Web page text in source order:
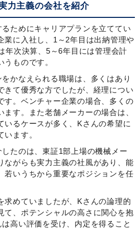
力主義の会社を紹介
ためにキャリアプランを立ててい
業に入社し、1～2年目は出納管理や
年次決算、5～6年目には管理会計
ものです。
かなえられる職場は、多くはあり
きて優秀な方でしたが、経理につい
す。ベンチャー企業の場合、多くの
す。また老舗メーカーの場合は、
いるケースが多く、Kさんの希望に
ます。
たのは、東証1部上場の機械メー
ながらも実力主義の社風があり、能
若いうちから重要なポジションを任
求めていましたが、Kさんの論理的
て、ポテンシャルの高さに関心を抱
高い評価を受け、内定を得ること